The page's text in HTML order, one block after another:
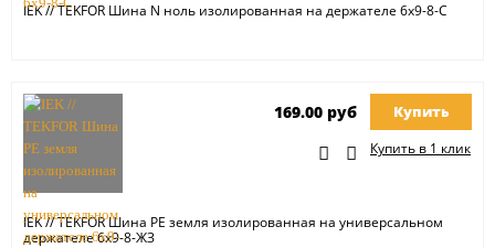
IEK // TEKFOR Шина N ноль изолированная на держателе 6х9-8-С
IEK // TEKFOR Шина PE земля изолированная на универсальном
держателе 6х9-8-ЖЗ
169.00 руб Купить
Купить в 1 клик